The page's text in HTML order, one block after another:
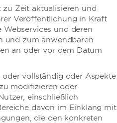
zu Zeit aktualisieren und
Veröffentlichung in Kraft
und deren
und zum anwendbaren
an oder vor dem Datum
vollständig oder Aspekte
modifizieren oder
einschließlich
davon im Einklang mit
die den konkreten